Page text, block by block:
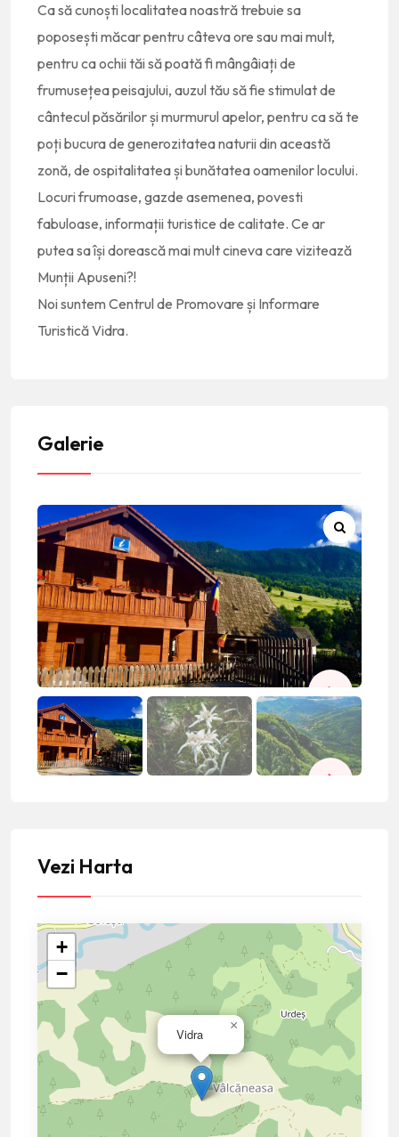
Ca să cunoști localitatea noastră trebuie sa
poposești măcar pentru câteva ore sau mai mult,
pentru ca ochii tăi să poată fi mângâiați de
frumusețea peisajului, auzul tău să fie stimulat de
cântecul păsărilor și murmurul apelor, pentru ca să te
poți bucura de generozitatea naturii din această
zonă, de ospitalitatea și bunătatea oamenilor locului.
Locuri frumoase, gazde asemenea, povesti
fabuloase, informații turistice de calitate. Ce ar
putea sa își dorească mai mult cineva care vizitează
Munții Apuseni?!
Noi suntem Centrul de Promovare și Informare
Turistică Vidra.
Galerie
Vezi Harta
Vidra
×
+
−